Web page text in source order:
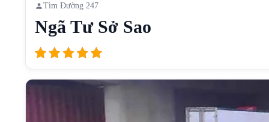
Tìm Đường 247
Ngã Tư Sở Sao